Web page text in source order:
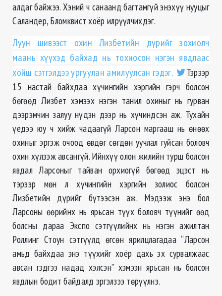
алдаг байжээ. Хэний ч санаанд багтамгүй энэхүү нууцыг
Саландер, Бломквист хоёр илрүүлчихдэг.
Луун шивээст охин Лизбетийн дүрийг зохиолч
маань хүүхэд байхад нь тохиосон нэгэн явдлаас
хойш сэтгэлдээ ургуулан амилуулсан гэдэг.
Тэрээр
15 настай байхдаа хүчингийн хэргийн гэрч болсон
бөгөөд Лизбет хэмээх нэгэн танил охиныг нь гурван
дээрэмчин залуу нүдэн дээр нь хүчиндсэн аж. Тухайн
үедээ юу ч хийж чадаагүй Ларсон маргааш нь өнөөх
охиныг эргэж очоод өвдөг сөгдөн уучлал гуйсан боловч
охин хүлээж авсангүй. Ийнхүү олон жилийн турш болсон
явдал Ларсоныг тайван орхиогүй бөгөөд эцэст нь
тэрээр мөн л хүчингийн хэргийн золиос болсон
Лизбетийн дүрийг бүтээсэн аж. Мэдээж энэ бол
Ларсоны өөрийнх нь ярьсан түүх боловч түүнийг өөд
болсны дараа Экспо сэтгүүлийнх нь нэгэн ажилтан
Роллинг Стоун сэтгүүлд өгсөн ярилцлагадаа “Ларсон
амьд байхдаа энэ түүхийг хоёр дахь эх сурвалжаас
авсан гэдгээ надад хэлсэн” хэмээн ярьсан нь болсон
явдлын бодит байдалд эргэлзээ төрүүлнэ.